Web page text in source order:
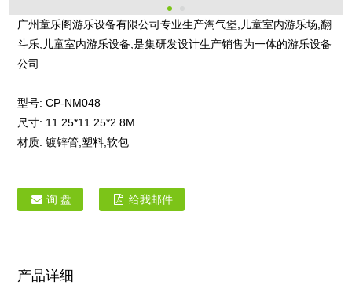
广州童乐阁游乐设备有限公司专业生产淘气堡,儿童室内游乐场,翻
斗乐,儿童室内游乐设备,是集研发设计生产销售为一体的游乐设备
公司
型号: CP-NM048
尺寸: 11.25*11.25*2.8M
材质: 镀锌管,塑料,软包
询 盘 给我邮件
产品详细